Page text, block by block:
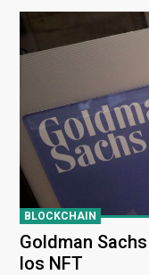
BLOCKCHAIN
Goldman
los NFT